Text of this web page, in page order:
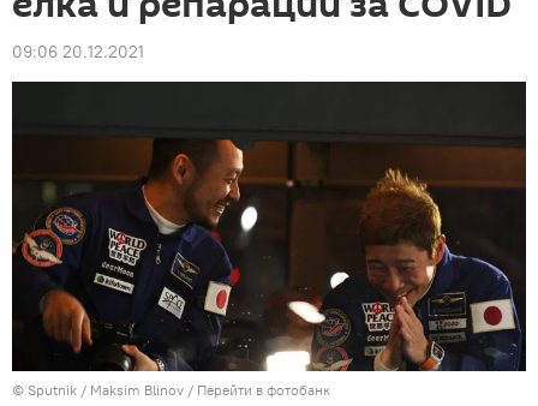
09:06 20.12.2021
© Sputnik / Maksim Blinov / Перейти в фотобанк